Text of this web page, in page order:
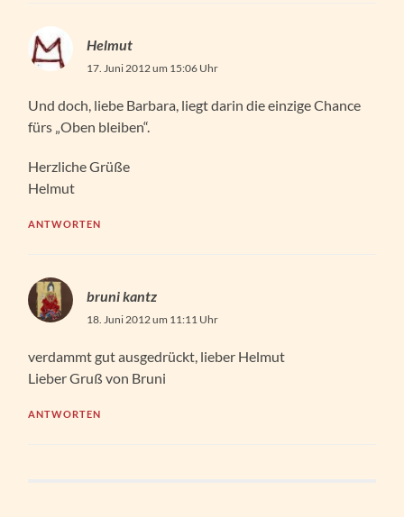
Helmut
17. Juni 2012 um 15:06 Uhr
Und doch, liebe Barbara, liegt darin die einzige Chance
fürs „Oben bleiben“.
Herzliche Grüße
Helmut
ANTWORTEN
bruni kantz
18. Juni 2012 um 11:11 Uhr
verdammt gut ausgedrückt, lieber Helmut
Lieber Gruß von Bruni
ANTWORTEN